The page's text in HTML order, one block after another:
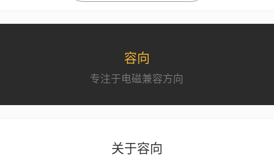
容向
专注于电磁兼容方向
关于容向